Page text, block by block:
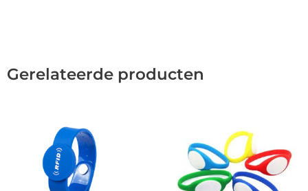
Gerelateerde producten